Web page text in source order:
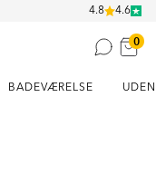
4.8 4.6
0
BADEVÆRELSE